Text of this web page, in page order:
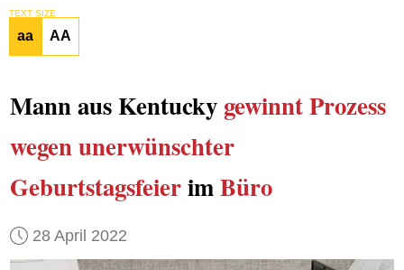
TEXT SIZE
aa AA
Mann aus Kentucky gewinnt Prozess
wegen unerwünschter
GeburtstagsfeierimBüro
28 April 2022